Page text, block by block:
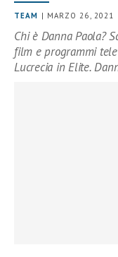
TEAM | MARZO 26, 2021
Chi è Danna Paola?
film e programmi
Lucrecia in Elite.